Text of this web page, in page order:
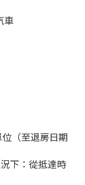
車
（至退房日期
下：從抵達時